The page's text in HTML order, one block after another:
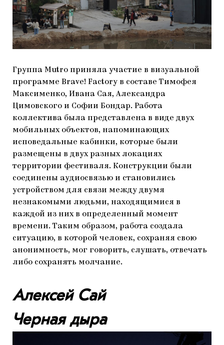
Группа Mutro приняла участие в визуальной
программе Brave! Factory в составе Тимофея
Максименко, Ивана Сая, Александра
Цимовского и Софии Бондар. Работа
коллектива была представлена в виде двух
мобильных объектов, напоминающих
исповедальные кабинки, которые были
размещены в двух разных локациях
территории фестиваля. Конструкции были
соединены аудиосвязью и становились
устройством для связи между двумя
незнакомыми людьми, находящимися в
каждой из них в определенный момент
времени. Таким образом, работа создала
ситуацию, в которой человек, сохраняя свою
анонимность, мог говорить, слушать, отвечать
либо сохранять молчание.
Алексей Сай
Черная дыра